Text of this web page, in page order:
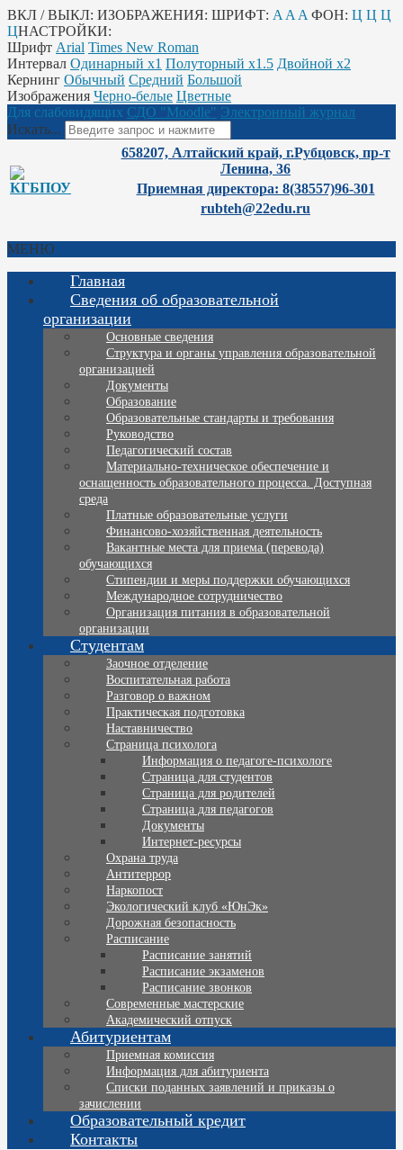
ВКЛ / ВЫКЛ: ИЗОБРАЖЕНИЯ: ШРИФТ: A A A ФОН: Ц Ц Ц
ЦНАСТРОЙКИ:
Шрифт Arial Times New Roman
Интервал Одинарный х1 Полуторный х1.5 Двойной х2
Кернинг Обычный Средний Большой
Изображения Черно-белые Цветные
Для слабовидящих СДО "Moodle" Электронный журнал
Искать...
658207, Алтайский край, г.Рубцовск, пр-т
Ленина, 36
Приемная директора: 8(38557)96-301
rubteh@22edu.ru
МЕНЮ
Главная
Сведения об образовательной
организации
Основные сведения
Структура и органы управления образовательной
организацией
Документы
Образование
Образовательные стандарты и требования
Руководство
Педагогический состав
Материально-техническое обеспечение и
оснащенность образовательного процесса. Доступная
среда
Платные образовательные услуги
Финансово-хозяйственная деятельность
Вакантные места для приема (перевода)
обучающихся
Стипендии и меры поддержки обучающихся
Международное сотрудничество
Организация питания в образовательной
организации
Студентам
Заочное отделение
Воспитательная работа
Разговор о важном
Практическая подготовка
Наставничество
Страница психолога
Информация о педагоге-психологе
Страница для студентов
Страница для родителей
Страница для педагогов
Документы
Интернет-ресурсы
Охрана труда
Антитеррор
Наркопост
Экологический клуб «ЮнЭк»
Дорожная безопасность
Расписание
Расписание занятий
Расписание экзаменов
Расписание звонков
Современные мастерские
Академический отпуск
Абитуриентам
Приемная комиссия
Информация для абитуриента
Списки поданных заявлений и приказы о
зачислении
Образовательный кредит
Контакты